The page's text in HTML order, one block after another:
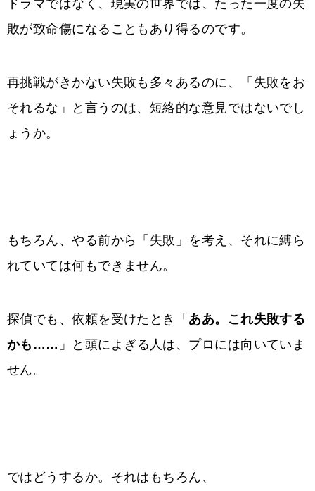
ドラマではなく、現実の世界では、たった一度の失
敗が致命傷になることもあり得るのです。
再挑戦がきかない失敗も多々あるのに、「失敗をお
それるな」と言うのは、短絡的な意見ではないでし
ょうか。
もちろん、やる前から「失敗」を考え、それに縛ら
れていては何もできません。
探偵でも、依頼を受けたとき「 ああ。これ失敗する
かも…… 」と頭によぎる人は、プロには向いていま
せん。
ではどうするか。それはもちろん、